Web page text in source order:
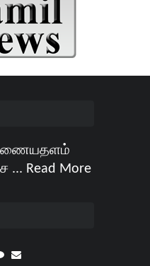
... Read More